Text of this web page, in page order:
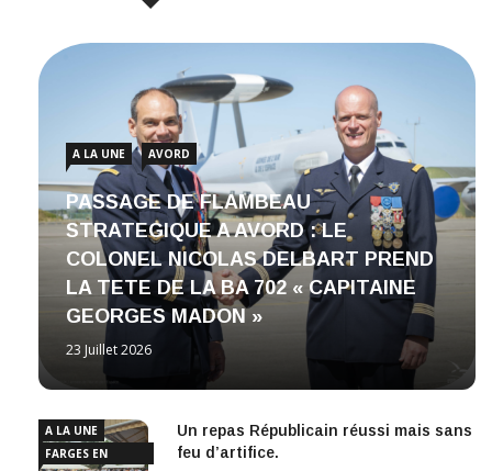
A LA UNE AVORD
PASSAGE DE FLAMBEAU
STRATEGIQUE A AVORD : LE
COLONEL NICOLAS DELBART PREND
LA TETE DE LA BA 702 « CAPITAINE
GEORGES MADON »
23 Juillet 2026
A LA UNE
FARGES EN
Un repas Républicain réussi mais sans
feu d’artifice.